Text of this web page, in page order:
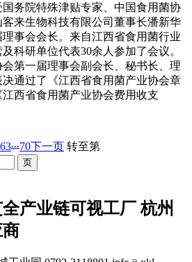
务院特殊津贴专家、中国食用菌协
来生物科技有限公司董事长潘新华
事会会长。来自江西省食用菌行业
科研单位代表30余人参加了会议。
第一届理事会副会长、秘书长、理
通过了《江西省食用菌产业协会章
西省食用菌产业协会费用收支
63...70下一页 转至第
产业链可视工厂 杭州